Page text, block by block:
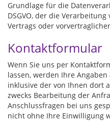
Grundlage für die
DSGVO, der die
Vertrags oder
Kontaktformular
Wenn Sie uns per
lassen, werden Ihre
inklusive der von Ihnen dort
zwecks Bearbeitung der
Anschlussfragen bei uns
nicht ohne Ihre Einwilligung